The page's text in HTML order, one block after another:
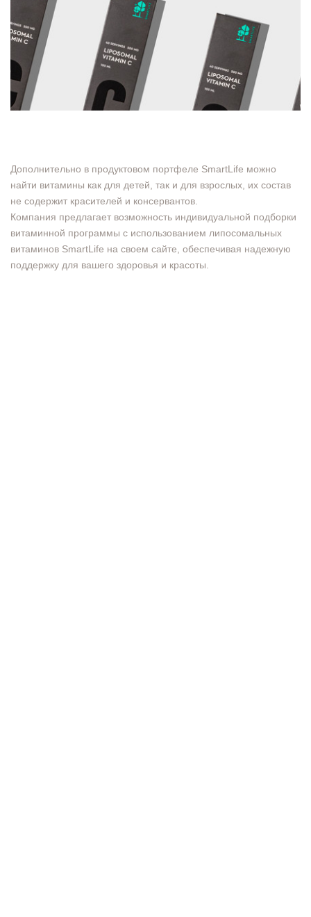
Дополнительно в продуктовом портфеле SmartLife можно
найти витамины как для детей, так и для взрослых, их состав
не содержит красителей и консервантов.
Компания предлагает возможность индивидуальной подборки
витаминной программы с использованием липосомальных
витаминов SmartLife на своем сайте, обеспечивая надежную
поддержку для вашего здоровья и красоты.